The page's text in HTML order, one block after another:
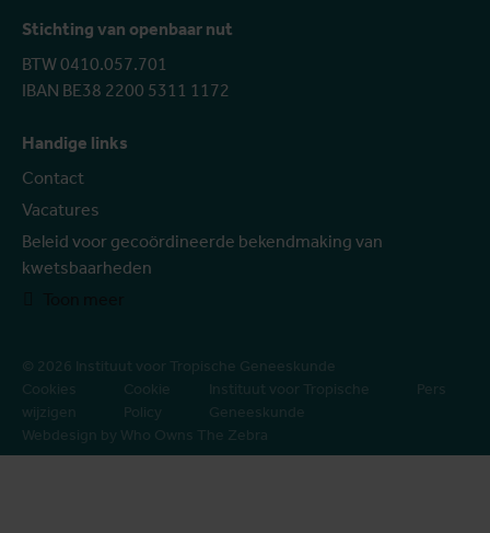
Stichting van openbaar nut
BTW 0410.057.701
IBAN BE38 2200 5311 1172
Handige links
Contact
Vacatures
Beleid voor gecoördineerde bekendmaking van
kwetsbaarheden
© 2026 Instituut voor Tropische Geneeskunde
Cookies
wijzigen
Cookie
Policy
Instituut voor Tropische
Geneeskunde
Pers
Webdesign by Who Owns The Zebra